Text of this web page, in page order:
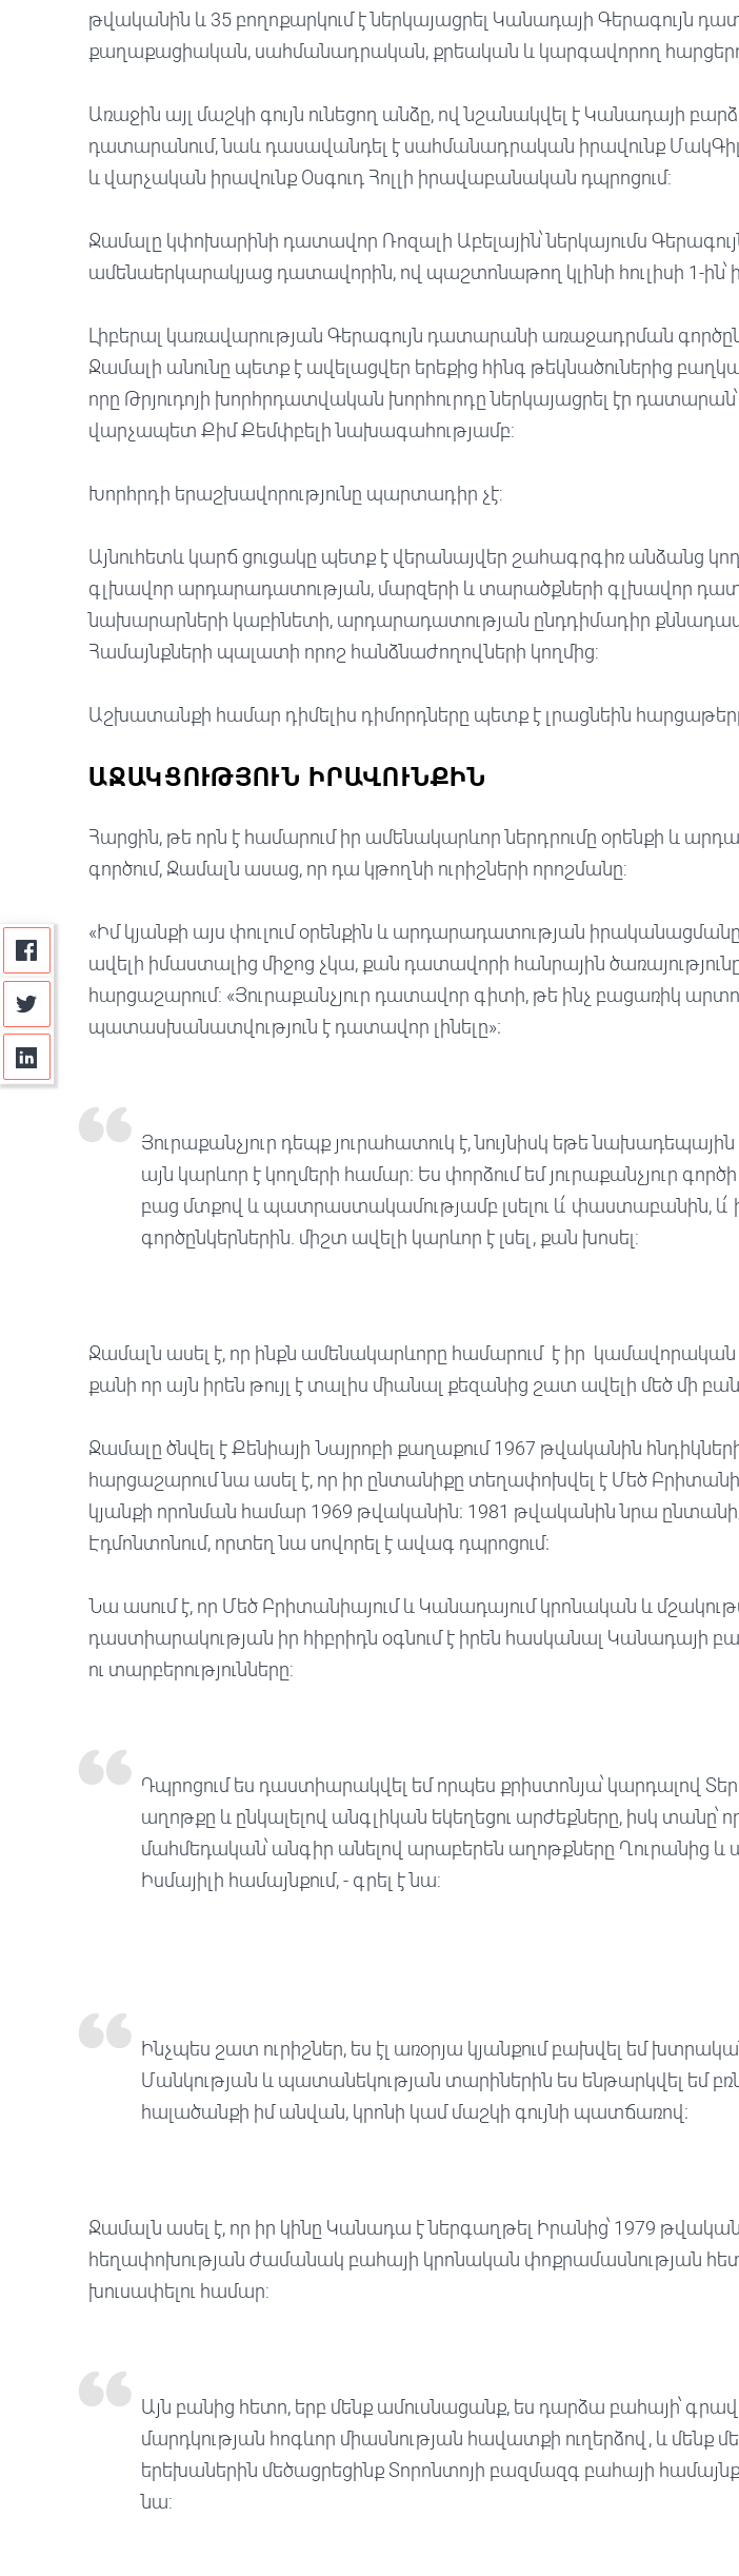
թվականին և 35 բողոքարկում է ներկայացրել Կանադայի Գերագույն
քաղաքացիական, սահմանադրական, քրեական և կարգավորող
Առաջին այլ մաշկի գույն ունեցող անձը, ով նշանակվել է Կանադայի
դատարանում, նաև դասավանդել է սահմանադրական իրավունք
և վարչական իրավունք Օսգուդ Հոլլի իրավաբանական դպրոցում:
Ջամալը կփոխարինի դատավոր Ռոզալի Աբելային՝ ներկայումս
ամենաերկարակյաց դատավորին, ով պաշտոնաթող կլինի հուլիսի 1-ին՝
Լիբերալ կառավարության Գերագույն դատարանի առաջադրման
Ջամալի անունը պետք է ավելացվեր երեքից հինգ թեկնածուներից
որը Թրյուդոյի խորհրդատվական խորհուրդը ներկայացրել էր
վարչապետ Քիմ Քեմփբելի նախագահությամբ:
Խորհրդի երաշխավորությունը պարտադիր չէ:
Այնուհետև կարճ ցուցակը պետք է վերանայվեր շահագրգիռ անձանց
գլխավոր արդարադատության, մարզերի և տարածքների գլխավոր
նախարարների կաբինետի, արդարադատության ընդդիմադիր
Համայնքների պալատի որոշ հանձնաժողովների կողմից:
Աշխատանքի համար դիմելիս դիմորդները պետք է լրացնեին
ԱՋԱԿՑՈՒԹՅՈՒՆ ԻՐԱՎՈՒՆՔԻՆ
Հարցին, թե որն է համարում իր ամենակարևոր ներդրումը օրենքի և
գործում, Ջամալն ասաց, որ դա կթողնի ուրիշների որոշմանը:
«Իմ կյանքի այս փուլում օրենքին և արդարադատության
ավելի իմաստալից միջոց չկա, քան դատավորի հանրային
հարցաշարում: «Յուրաքանչյուր դատավոր գիտի, թե ինչ բացառիկ
պատասխանատվություն է դատավոր լինելը»։
Յուրաքանչյուր դեպք յուրահատուկ է, նույնիսկ եթե նախադեպային
այն կարևոր է կողմերի համար։ Ես փորձում եմ յուրաքանչյուր
բաց մտքով և պատրաստակամությամբ լսելու և՛ փաստաբանին, և՛
գործընկերներին. միշտ ավելի կարևոր է լսել, քան խոսել:
Ջամալն ասել է, որ ինքն ամենակարևորը համարում է իր
քանի որ այն իրեն թույլ է տալիս միանալ քեզանից շատ ավելի մեծ մի
Ջամալը ծնվել է Քենիայի Նայրոբի քաղաքում 1967 թվականին
հարցաշարում նա ասել է, որ իր ընտանիքը տեղափոխվել է Մեծ
կյանքի որոնման համար 1969 թվականին։ 1981 թվականին նրա
Էդմոնտոնում, որտեղ նա սովորել է ավագ դպրոցում։
Նա ասում է, որ Մեծ Բրիտանիայում և Կանադայում կրոնական և
դաստիարակության իր հիբրիդն օգնում է իրեն հասկանալ Կանադայի
ու տարբերությունները:
Դպրոցում ես դաստիարակվել եմ որպես քրիստոնյա՝ կարդալով
աղոթքը և ընկալելով անգլիկան եկեղեցու արժեքները, իսկ տանը՝
մահմեդական՝ անգիր անելով արաբերեն աղոթքները Ղուրանից և
Իսմայիլի համայնքում, - գրել է նա:
Ինչպես շատ ուրիշներ, ես էլ առօրյա կյանքում բախվել եմ
Մանկության և պատանեկության տարիներին ես ենթարկվել եմ
հալածանքի իմ անվան, կրոնի կամ մաշկի գույնի պատճառով։
Ջամալն ասել է, որ իր կինը Կանադա է ներգաղթել Իրանից՝ 1979
հեղափոխության ժամանակ բահայի կրոնական փոքրամասնության
խուսափելու համար:
Այն բանից հետո, երբ մենք ամուսնացանք, ես դարձա բահայի՝
մարդկության հոգևոր միասնության հավատքի ուղերձով, և մենք
երեխաներին մեծացրեցինք Տորոնտոյի բազմազգ բահայի
նա: